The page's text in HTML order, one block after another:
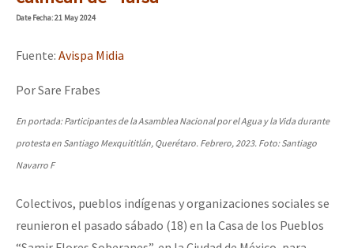
Mundo
Megaproyectos
Migración
Mujeres
Dia 1: Encontro “Guerra contra a Humanidade”
[CDMX – 20 julio] Jornadas globales por la libertad de Jesús
“Sonhando a Terra do Bem Virá” se publica no Estado Espanhol
DateFecha: 21 May 2024
Fuente: Avispa Midia
Por Sare Frabes
En portada: Participantes de la Asamblea Nacional por el Agua y la Vida durante
protesta en Santiago Mexquititlán, Querétaro. Febrero, 2023. Foto: Santiago
Navarro F
Colectivos, pueblos indígenas y organizaciones sociales se
reunieron el pasado sábado (18) en la Casa de los Pueblos